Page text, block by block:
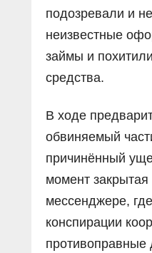
подозревали и
неизвестные
займы и
средства.
В ходе
обвиняемый
причинённый
момент закрытая
мессенджере,
конспирации
противоправные